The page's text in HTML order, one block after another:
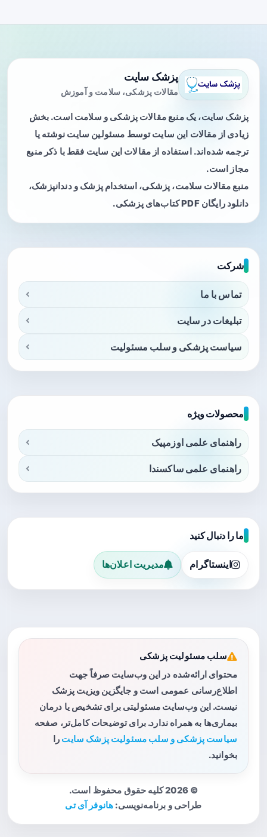
پزشک سایت
مقالات پزشکی، سلامت و آموزش
پزشک سایت، یک منبع مقالات پزشکی و سلامت است. بخش
زیادی از مقالات این سایت توسط مسئولین سایت نوشته یا
ترجمه شده‌اند. استفاده از مقالات این سایت فقط با ذکر منبع
مجاز است.
منبع مقالات سلامت، پزشکی، استخدام پزشک و دندانپزشک،
دانلود رایگان PDF کتاب‌های پزشکی.
شرکت
تماس با ما
تبلیغات در سایت
سیاست پزشکی و سلب مسئولیت
محصولات ویژه
راهنمای علمی اوزمپیک
راهنمای علمی ساکسندا
ما را دنبال کنید
اینستاگرام مدیریت اعلان‌ها
سلب مسئولیت پزشکی
محتوای ارائه‌شده در این وب‌سایت صرفاً جهت
اطلاع‌رسانی عمومی است و جایگزین ویزیت پزشک
نیست. این وب‌سایت مسئولیتی برای تشخیص یا درمان
بیماری‌ها به همراه ندارد. برای توضیحات کامل‌تر، صفحه
سیاست پزشکی و سلب مسئولیت پزشک سایت را
بخوانید.
© 2026 کلیه حقوق محفوظ است.
طراحی و برنامه‌نویسی: هانوفر آی تی